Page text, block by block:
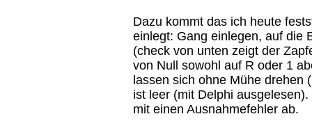
Dazu kommt das ich heute
einlegt: Gang einlegen, auf die
(check von unten zeigt der
von Null sowohl auf R oder 1
lassen sich ohne Mühe drehen
ist leer (mit Delphi
mit einen Ausnahmefehler ab.